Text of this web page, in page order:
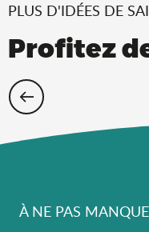
PLUS D'IDÉES DE
Profitez
Cet été,
À NE PAS